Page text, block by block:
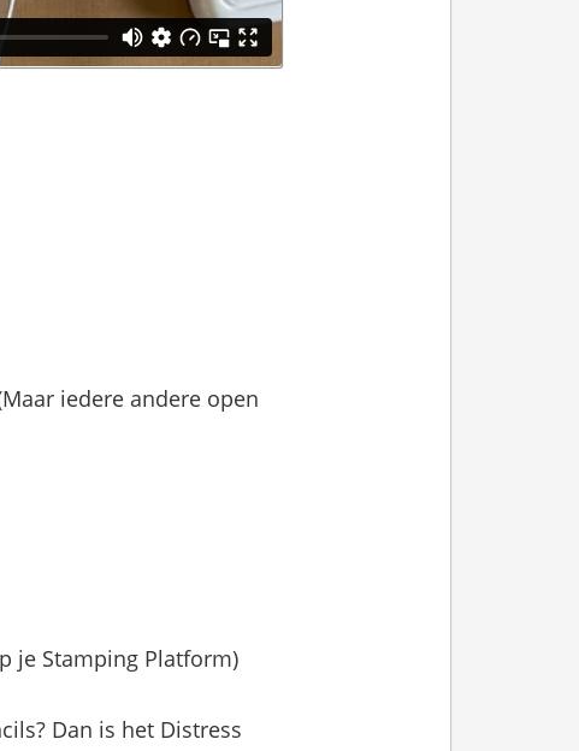
iedere andere open
je Stamping Platform)
Dan is het Distress